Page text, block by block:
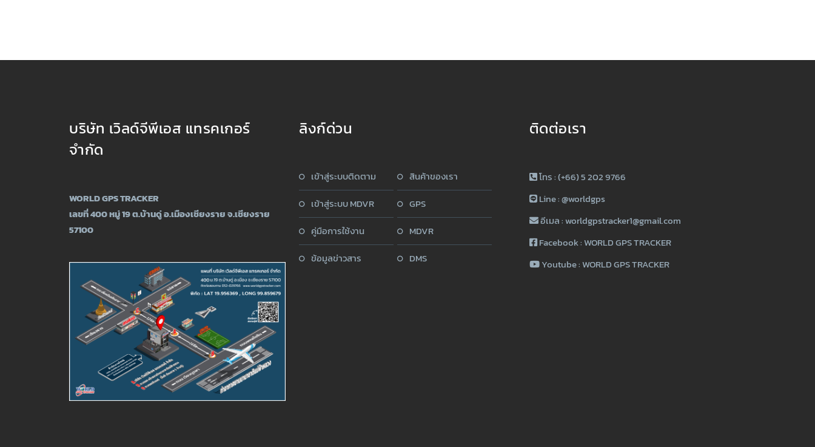
บริษัท เวิลด์จีพีเอส แทรคเกอร์
จำกัด
WORLD GPS TRACKER
เลขที่ 400 หมู่ 19 ต.บ้านดู่ อ.เมืองเชียงราย จ.เชียงราย
57100
ลิงก์ด่วน
เข้าสู่ระบบติดตาม
เข้าสู่ระบบ MDVR
คู่มือการใช้งาน
ข้อมูลข่าวสาร
สินค้าของเรา
GPS
MDVR
DMS
ติดต่อเรา
โทร : (+66) 5 202 9766
Line :@worldgps
อีเมล :worldgpstracker1@gmail.com
Facebook :WORLD GPS TRACKER
Youtube :WORLD GPS TRACKER